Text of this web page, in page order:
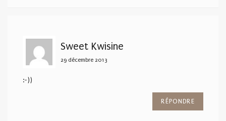
Sweet Kwisine
29 décembre 2013
:-))
RÉPONDRE